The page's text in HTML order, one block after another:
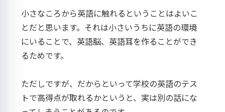
小さなころから英語に触れるということはよいこ
とだと思います。それは小さいうちに英語の環境
にいることで、英語脳、英語耳を作ることができ
るためです。
ただしですが、だからといって学校の英語のテス
トで高得点が取れるかというと、実は別の話にな